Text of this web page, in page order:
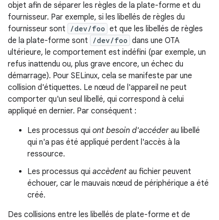
objet afin de séparer les règles de la plate-forme et du
fournisseur. Par exemple, si les libellés de règles du
fournisseur sont
/dev/foo et que les libellés de règles
de la plate-forme sont
/dev/foo dans une OTA
ultérieure, le comportement est indéfini (par exemple, un
refus inattendu ou, plus grave encore, un échec du
démarrage). Pour SELinux, cela se manifeste par une
collision d'étiquettes. Le nœud de l'appareil ne peut
comporter qu'un seul libellé, qui correspond à celui
appliqué en dernier. Par conséquent :
Les processus qui ont besoin d'accéderau libellé
qui n'a pas été appliqué perdent l'accès à la
ressource.
Les processus qui accèdent au fichier peuvent
échouer, car le mauvais nœud de périphérique a été
créé.
Des collisions entre les libellés de plate-forme et de